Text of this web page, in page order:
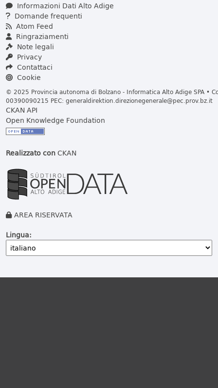
Informazioni Dati Alto Adige
Domande frequenti
Atom Feed
Ringraziamenti
Note legali
Privacy
Contattaci
Cookie
© 2025 Provincia autonoma di Bolzano - Informatica Alto Adige SPA •
00390090215 PEC: generaldirektion.direzionegenerale@pec.prov.bz.it
CKAN API
Open Knowledge Foundation
Realizzato conCKAN
AREA RISERVATA
Lingua